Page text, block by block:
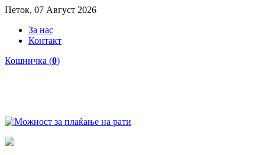
Петок, 07 Август 2026
За нас
Контакт
Кошничка (0)